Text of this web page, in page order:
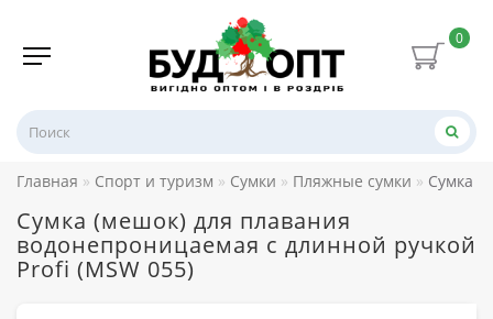
0
Главная Спорт и туризм Сумки Пляжные сумки Сумка
Сумка (мешок) для плавания
водонепроницаемая с длинной ручкой
Profi (MSW 055)